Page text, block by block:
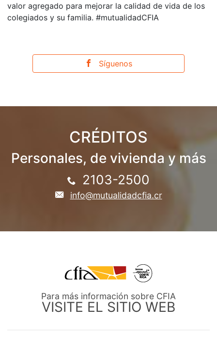
valor agregado para mejorar la calidad de vida de los
colegiados y su familia. #mutualidadCFIA
Síguenos
CRÉDITOS
Personales, de vivienda y más
2103-2500
info@mutualidadcfia.cr
Para más información sobre CFIA
VISITE EL SITIO WEB